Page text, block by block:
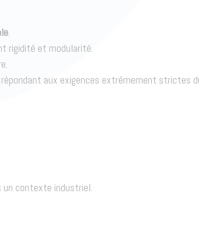
.
rigidité et modularité.
aux exigences extrêmement strictes
un contexte industriel.